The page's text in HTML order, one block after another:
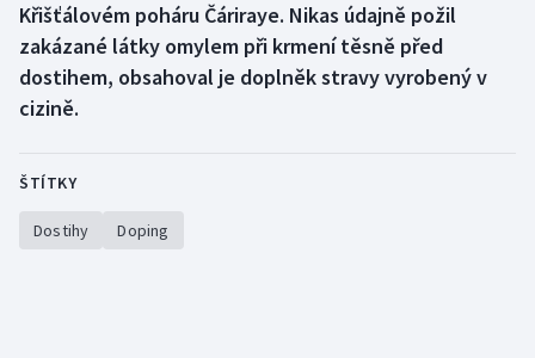
Florbal
Futsal
Křišťálovém poháru Čáriraye. Nikas údajně požil
zakázané látky omylem při krmení těsně před
dostihem, obsahoval je doplněk stravy vyrobený v
cizině.
ŠTÍTKY
Dostihy Doping